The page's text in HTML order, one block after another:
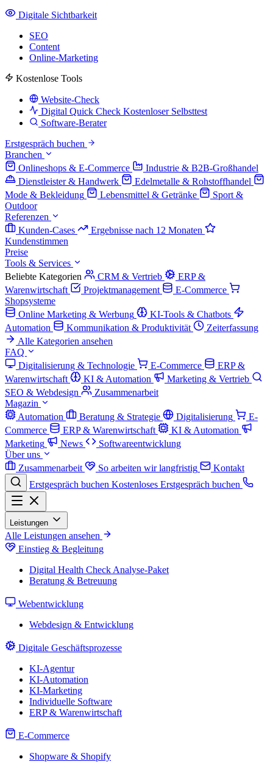
Digitale Sichtbarkeit
SEO
Content
Online-Marketing
Kostenlose Tools
Website-Check
Digital Quick Check Kostenloser Selbsttest
Software-Berater
Erstgespräch buchen
Branchen
Onlineshops & E-Commerce
Industrie & B2B-Großhandel
Dienstleister & Handwerk
Edelmetalle & Rohstoffhandel
Mode & Bekleidung
Lebensmittel & Getränke
Sport &
Outdoor
Referenzen
Kunden-Cases
Ergebnisse nach 12 Monaten
Kundenstimmen
Preise
Tools & Services
Beliebte Kategorien
CRM & Vertrieb
ERP &
Warenwirtschaft
Projektmanagement
E-Commerce
Shopsysteme
Online Marketing & Werbung
KI-Tools & Chatbots
Automation
Kommunikation & Produktivität
Zeiterfassung
Alle Kategorien ansehen
FAQ
Digitalisierung & Technologie
E-Commerce
ERP &
Warenwirtschaft
KI & Automation
Marketing & Vertrieb
SEO & Webdesign
Zusammenarbeit
Magazin
Automation
Beratung & Strategie Digitalisierung
E-
Commerce
ERP & Warenwirtschaft
KI & Automation
Marketing
News
Softwareentwicklung
Über uns
Zusammenarbeit
So arbeiten wir langfristig
Kontakt
Erstgespräch buchen Kostenloses Erstgespräch buchen
Leistungen
Alle Leistungen ansehen
Einstieg & Begleitung
Digital Health Check Analyse-Paket
Beratung & Betreuung
Webentwicklung
Webdesign & Entwicklung
Digitale Geschäftsprozesse
KI-Agentur
KI-Automation
KI-Marketing
Individuelle Software
ERP & Warenwirtschaft
E-Commerce
Shopware & Shopify